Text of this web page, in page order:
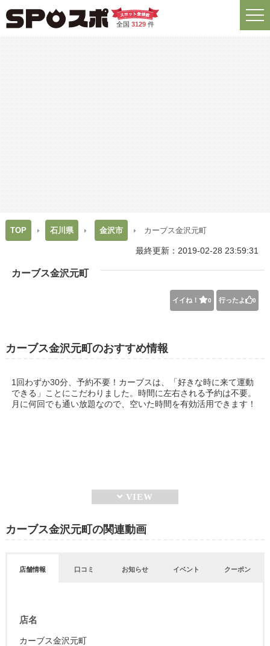
全国 3129件
TOP 石川県 金沢市 カーブス金沢元町
最終更新：2019-02-28 23:59:31
カーブス金沢元町
イイね！ 0 行ったよ 0
カーブス金沢元町のおすすめ情報
1回わずか30分、予約不要！カーブスは、「好きな時に来て運動
できる」ことにこだわりました。時間に左右される予約は不要。
月に何回でも通い放題なので、空いた時間を有効活用できます！
カーブス金沢元町の関連動画
店舗情報 口コミ お知らせ イベント クーポン
店名
カーブス金沢元町